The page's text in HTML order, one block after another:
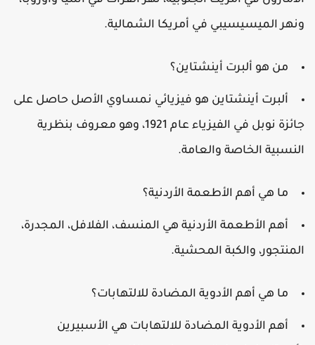
الميسيسيبي في أمريكا الشمالية.
من هو ألبرت أينشتاين؟
ألبرت أينشتاين هو فيزيائي نمساوي الأصل حاصل على
جائزة نوبل في الفيزياء عام 1921، وهو معروف بنظرية
الخاصة والعامة.
ما هي أهم الأطعمة الأردنية؟
أهم الأطعمة الأردنية هي المنسف، الفلافل، المجدرة،
والكبة المحشية.
ما هي أهم الأدوية المضادة للالتهابات؟
أهم الأدوية المضادة للالتهابات هي الأسبيرين